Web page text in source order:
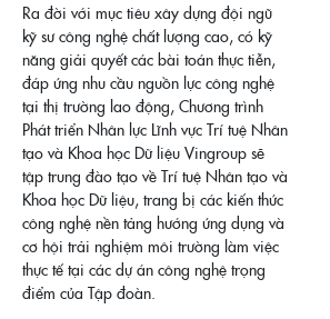
Ra đời với mục tiêu xây dựng đội ngũ
kỹ sư công nghệ chất lượng cao, có kỹ
năng giải quyết các bài toán thực tiễn,
đáp ứng nhu cầu nguồn lực công nghệ
tại thị trường lao động, Chương trình
Phát triển Nhân lực Lĩnh vực Trí tuệ Nhân
tạo và Khoa học Dữ liệu Vingroup sẽ
tập trung đào tạo về Trí tuệ Nhân tạo và
Khoa học Dữ liệu, trang bị các kiến thức
công nghệ nền tảng hướng ứng dụng và
cơ hội trải nghiệm môi trường làm việc
thực tế tại các dự án công nghệ trọng
điểm của Tập đoàn.